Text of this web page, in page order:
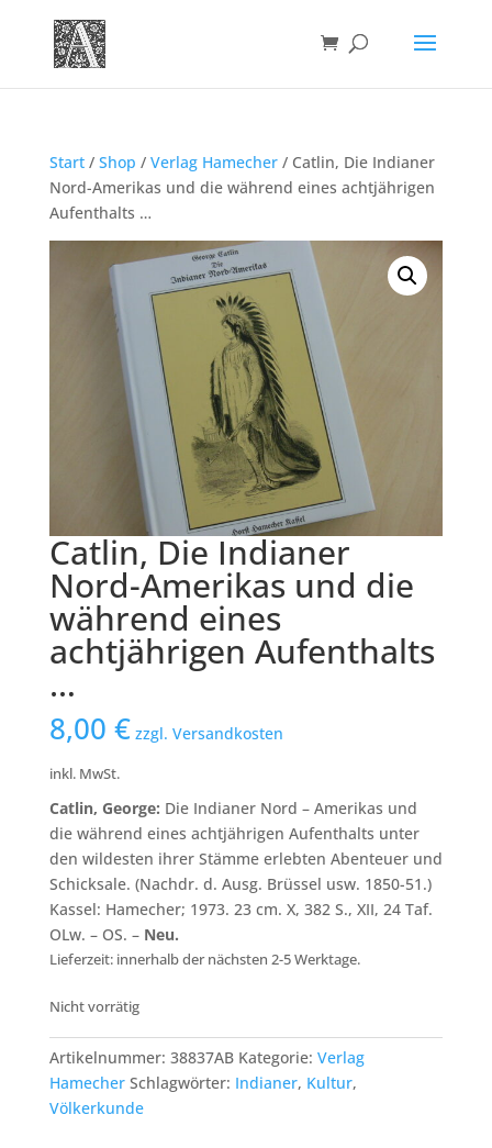
Start/ Shop / Verlag Hamecher/ Catlin, Die Indianer
Nord-Amerikas und die während eines achtjährigen
Aufenthalts …
Catlin, Die Indianer
Nord-Amerikas und die
während eines
achtjährigen Aufenthalts
…
8,00 € zzgl. Versandkosten
inkl. MwSt.
Catlin, George: Die Indianer Nord – Amerikas und
die während eines achtjährigen Aufenthalts unter
den wildesten ihrer Stämme erlebten Abenteuer und
Schicksale. (Nachdr. d. Ausg. Brüssel usw. 1850-51.)
Kassel: Hamecher; 1973. 23 cm. X, 382 S., XII, 24 Taf.
OLw. – OS. – Neu.
Lieferzeit: innerhalb der nächsten 2-5 Werktage.
Nicht vorrätig
Artikelnummer: 38837AB Kategorie: Verlag
Hamecher Schlagwörter: Indianer, Kultur,
Völkerkunde